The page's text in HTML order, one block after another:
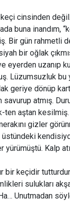
cinsinden
buna inandım,
Bir gün rahmetli
bir oğlak
eyerden uzanıp
Lüzumsuzluk bu
geriye dönüp
atmış.
aştan
gizler
üstündeki
yürümüştü. Kalp
bir keçidir
sulukları
Unutmadan